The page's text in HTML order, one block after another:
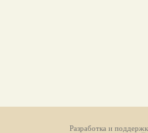
Разработка и